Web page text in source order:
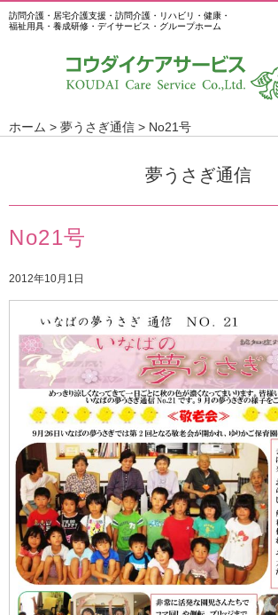
訪問介護・居宅介護支援・訪問介護・リハビリ・健康・
福祉用具・養成研修・デイサービス・グループホーム
ホーム > 夢うさぎ通信 > No21号
夢うさぎ通信
No21号
2012年10月1日